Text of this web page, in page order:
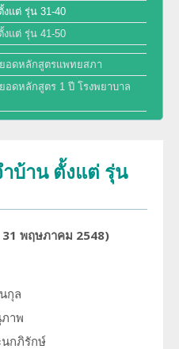
ได้ปิดทำการเรียนการสอนแล้ว)
จัย
นังสือ
แต่ รุ่น 31-40
แต่ รุ่น 41-50
อดหลักสูตรแพทยสภา
ดหลักสูตร 1 ปี โรงพยาบาล
บ้าน ตั้งแต่ รุ่น
พฤษภาคม 2548)
กุล
าพ
กภิรักษ์